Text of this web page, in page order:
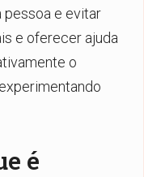
e evitar
e oferecer ajuda
o
é